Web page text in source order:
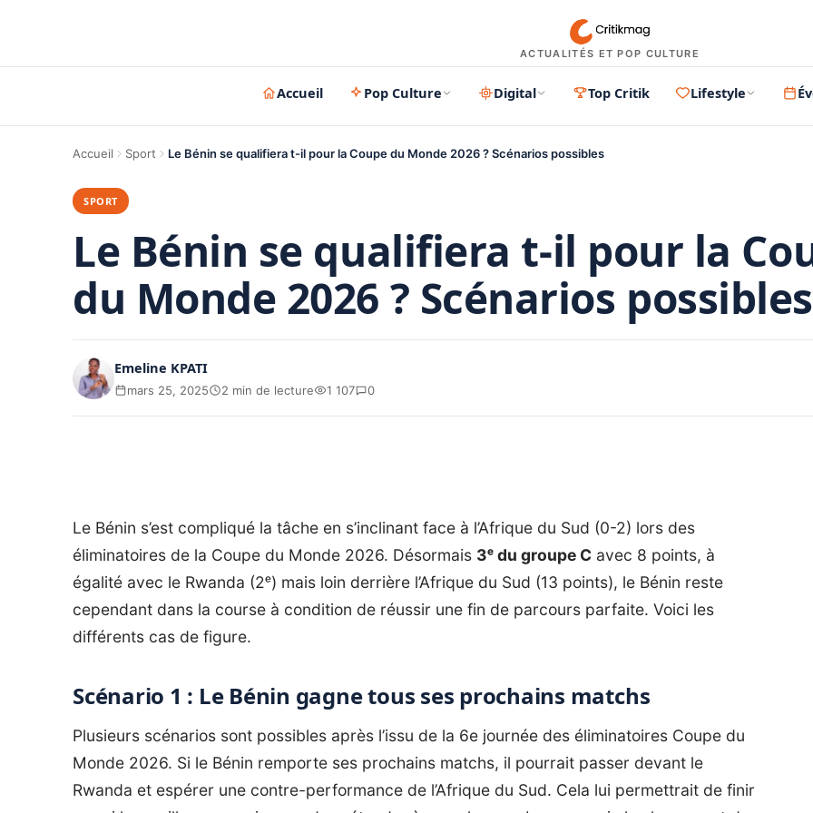
ACTUALITÉS ET POP CULTURE
Accueil Pop Culture Digital Top Critik Lifestyle
Accueil Sport Le Bénin se qualifiera t-il pour la Coupe du Monde 2026 ? Scénarios possibles
SPORT
Le Bénin se qualifiera t-il pour la
du Monde 2026 ? Scénarios possibles
Emeline KPATI
mars 25, 2025 2 min de lecture 1 107 0
Le Bénin s’est compliqué la tâche en s’inclinant face à l’Afrique du Sud (0-2) lors des
éliminatoires de la Coupe du Monde 2026. Désormais 3ᵉ du groupe C avec 8 points, à
égalité avec le Rwanda (2ᵉ) mais loin derrière l’Afrique du Sud (13 points), le Bénin reste
cependant dans la course à condition de réussir une fin de parcours parfaite. Voici les
différents cas de figure.
Scénario 1 : Le Bénin gagne tous ses prochains matchs
Plusieurs scénarios sont possibles après l’issu de la 6e journée des éliminatoires Coupe du
Monde 2026. Si le Bénin remporte ses prochains matchs, il pourrait passer devant le
Rwanda et espérer une contre-performance de l’Afrique du Sud. Cela lui permettrait de finir